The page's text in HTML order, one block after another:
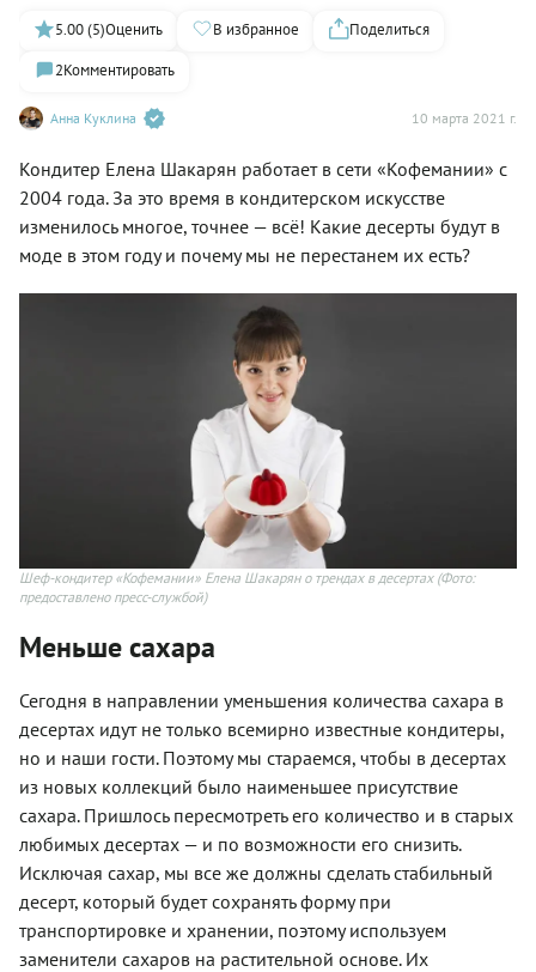
Анна Куклина 10 марта 2021 г.
5.00 (5)Оценить В избранное
Поделиться
2Комментировать
Кондитер Елена Шакарян работает в сети «Кофемании» с
2004 года. За это время в кондитерском искусстве
изменилось многое, точнее — всё! Какие десерты будут в
моде в этом году и почему мы не перестанем их есть?
Шеф-кондитер «Кофемании» Елена Шакарян о трендах в десертах(Фото:
предоставлено пресс-службой)
Меньше сахара
Сегодня в направлении уменьшения количества сахара в
десертах идут не только всемирно известные кондитеры,
но и наши гости. Поэтому мы стараемся, чтобы в десертах
из новых коллекций было наименьшее присутствие
сахара. Пришлось пересмотреть его количество и в старых
любимых десертах — и по возможности его снизить.
Исключая сахар, мы все же должны сделать стабильный
десерт, который будет сохранять форму при
транспортировке и хранении, поэтому используем
заменители сахаров на растительной основе. Их